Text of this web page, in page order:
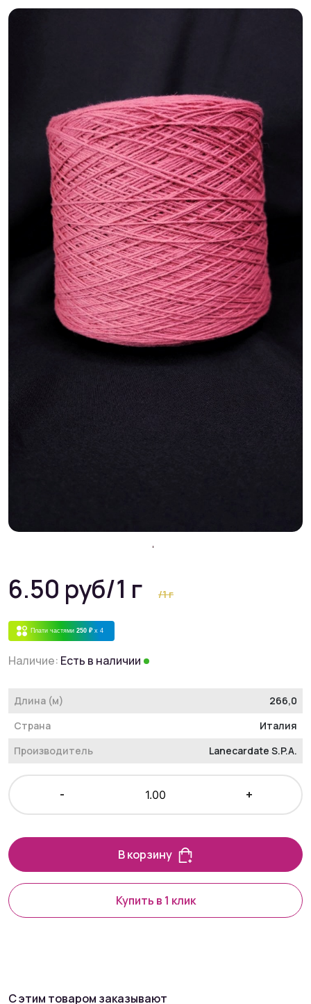
6.50 руб/1 г /1 г
Плати частями 250 ₽ x 4
Наличие: Есть в наличии
Длина (м)
266,0
Страна
Италия
Производитель
Lanecardate S.P.A.
- +
В корзину
Купить в 1 клик
С этим товаром заказывают